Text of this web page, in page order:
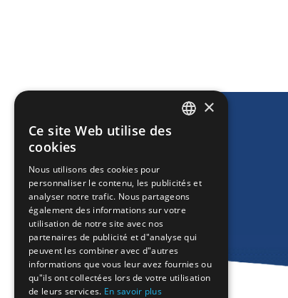
FRENCH
BULGARIAN
GERMAN
ROMANIAN
TURKISH
×
Ce site Web utilise des
cookies
Nous utilisons des cookies pour
personnaliser le contenu, les publicités et
analyser notre trafic. Nous partageons
également des informations sur votre
utilisation de notre site avec nos
partenaires de publicité et d"analyse qui
peuvent les combiner avec d"autres
informations que vous leur avez fournies ou
qu"ils ont collectées lors de votre utilisation
de leurs services. En savoir plus